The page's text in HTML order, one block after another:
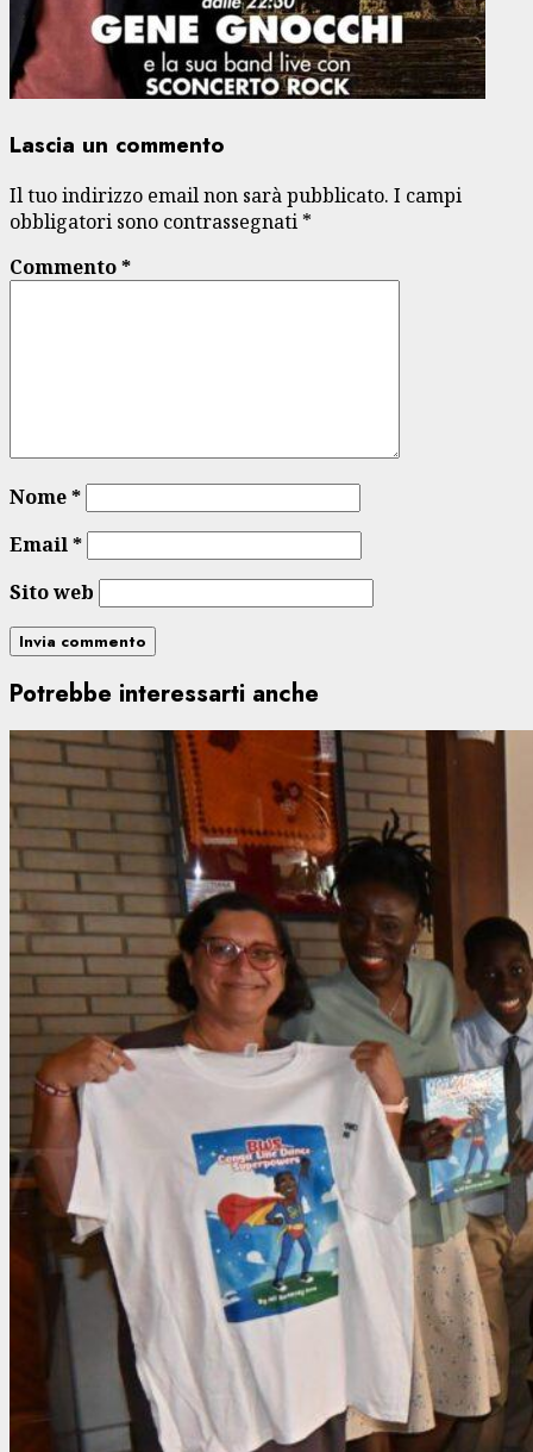
Lascia un commento
Il tuo indirizzo email non sarà pubblicato. I campi
obbligatori sono contrassegnati *
Commento*
Nome*
Email*
Sito web
Potrebbe interessarti anche